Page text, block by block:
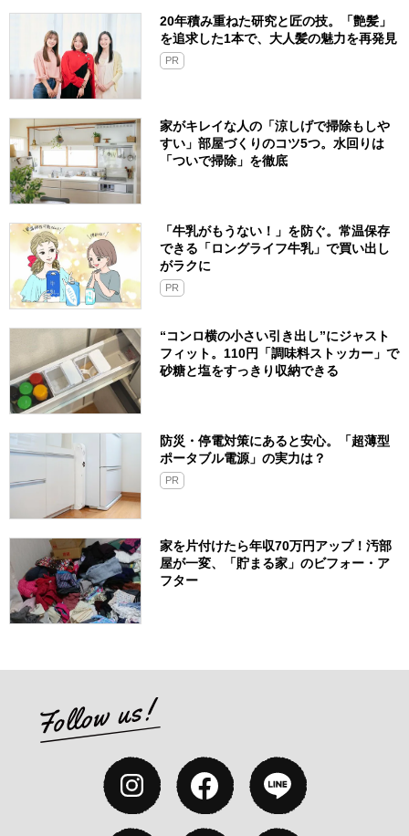
20年積み重ねた研究と匠の技。「艶髪」
を追求した1本で、大人髪の魅力を再発見
PR
家がキレイな人の「涼しげで掃除もしや
すい」部屋づくりのコツ5つ。水回りは
「ついで掃除」を徹底
「牛乳がもうない！」を防ぐ。常温保存
できる「ロングライフ牛乳」で買い出し
がラクに
PR
“コンロ横の小さい引き出し”にジャスト
フィット。110円「調味料ストッカー」で
砂糖と塩をすっきり収納できる
防災・停電対策にあると安心。「超薄型
ポータブル電源」の実力は？​
PR
家を片付けたら年収70万円アップ！汚部
屋が一変、「貯まる家」のビフォー・ア
フター